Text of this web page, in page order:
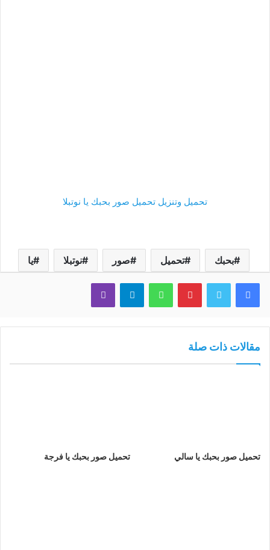
تحميل وتنزيل تحميل صور بحبك يا نوتبلا
بحبك تحميل صور نوتبلا يا
فيسبوك تويتر بينتيريستواتساب تيلقرام ڤايبر
مقالات ذات صلة
تحميل صور بحبك يا سالي تحميل صور بحبك يا فرجة